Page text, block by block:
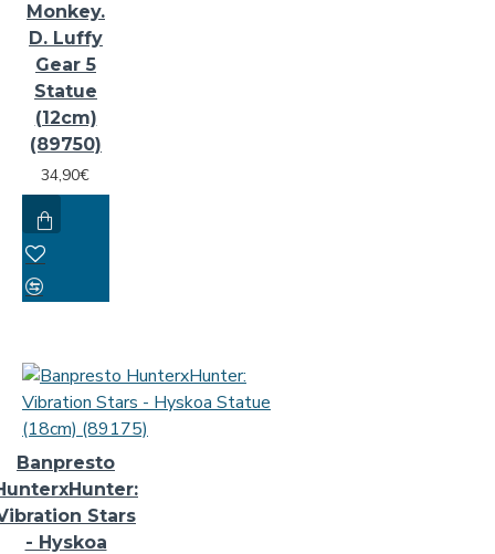
Monkey.
D. Luffy
Gear 5
Statue
(12cm)
(89750)
34,90€
Banpresto
Stars
- Hyskoa